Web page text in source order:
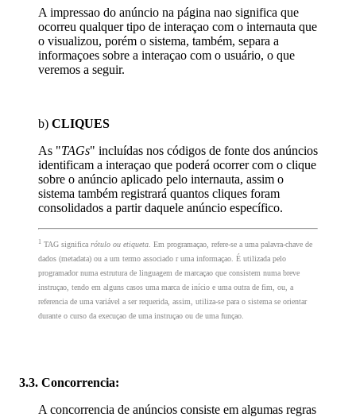
A impressao do anúncio na página nao significa que
ocorreu qualquer tipo de interaçao com o internauta que
o visualizou, porém o sistema, também, separa a
informaçoes sobre a interaçao com o usuário, o que
veremos a seguir.
b) CLIQUES
As "TAGs" incluídas nos códigos de fonte dos anúncios
identificam a interaçao que poderá ocorrer com o clique
sobre o anúncio aplicado pelo internauta, assim o
sistema também registrará quantos cliques foram
consolidados a partir daquele anúncio específico.
1 TAG significa rótulo ou etiqueta . Em programaçao, refere-se a uma palavra-chave de
dados (metadata) ou a um termo associado r uma informaçao. É utilizada pelo
programador numa estrutura de linguagem de marcaçao que consistem numa breve
instruçao, tendo em alguns casos uma marca de início e uma outra de fim, ou, a
referencia de uma variável a ser requerida, assim, utiliza-se para o sistema se orientar
durante o curso da execuçao de uma instruçao ou de uma funçao.
3.3. Concorrencia:
A concorrencia de anúncios consiste em algumas regras